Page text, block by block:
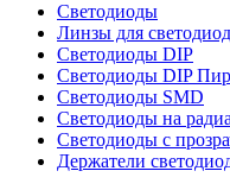
Светодиоды
Линзы для
Светодиоды DIP
Светодиоды DIP
Светодиоды SMD
Светодиоды на
Светодиоды с
Держатели